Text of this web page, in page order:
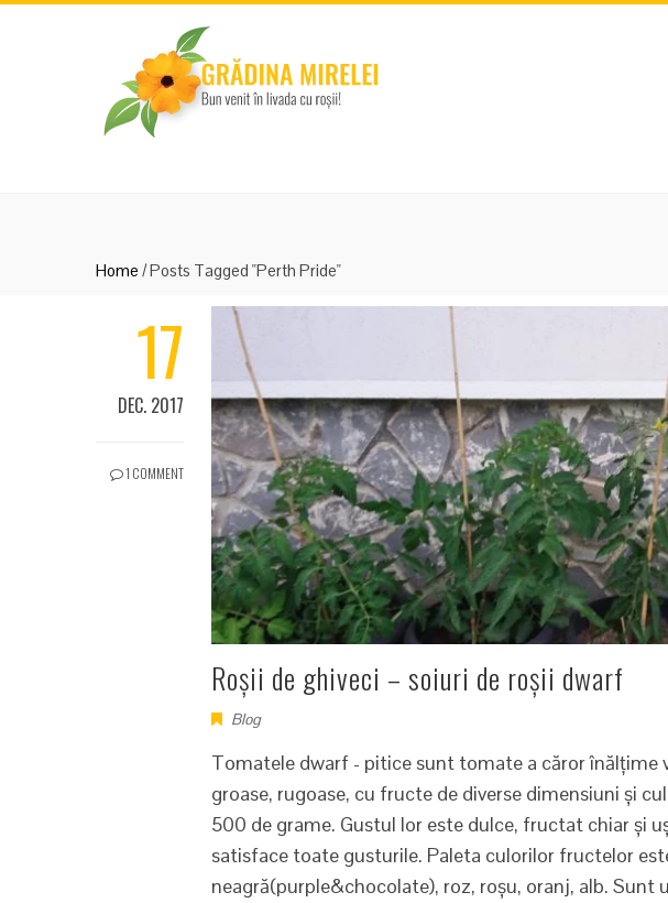
Home /Posts Tagged "Perth Pride"
17
DEC. 2017
1 COMMENT
Roșii de ghiveci – soiuri de roșii dwarf
Blog
Tomatele dwarf - pitice sunt tomate a căror înălțime
groase, rugoase, cu fructe de diverse dimensiuni și
500 de grame. Gustul lor este dulce, fructat chiar și
satisface toate gusturile. Paleta culorilor fructelor
neagră(purple&chocolate), roz, roșu, oranj, alb. Sunt